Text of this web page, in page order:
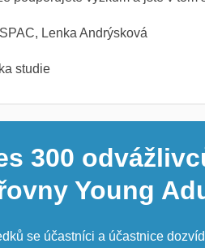
Lenka Andrýsková
studie
300
Young
se účastníci a účastnice